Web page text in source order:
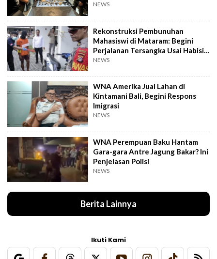
NEWS
Rekonstruksi Pembunuhan
Mahasiswi di Mataram: Begini
Perjalanan Tersangka Usai Habisi
Korban
NEWS
WNA Amerika Jual Lahan di
Kintamani Bali, Begini Respons
Imigrasi
NEWS
WNA Perempuan Baku Hantam
Gara-gara Antre Jagung Bakar? Ini
Penjelasan Polisi
NEWS
Berita Lainnya
Ikuti Kami